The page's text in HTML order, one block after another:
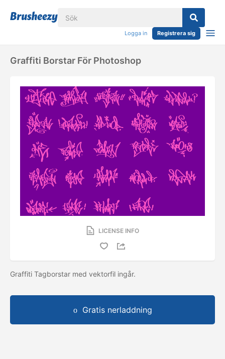
Logga in Registrera sig
Graffiti Borstar För Photoshop
LICENSE INFO
Graffiti Tagborstar med vektorfil ingår.
Gratis nerladdning